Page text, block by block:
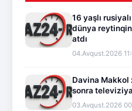
16 yaşlı
dünya
atdı
04.Avqust.2026
Davina
sonra
03.Avqust.2026